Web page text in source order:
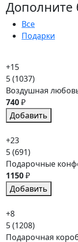
Дополните
Все
Подарки
+15
5(1037)
Воздушная
740₽
Добавить
+23
5(691)
Подарочные
1150₽
Добавить
+8
5(1208)
Подарочная